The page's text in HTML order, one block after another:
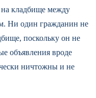
на кладбище между
Ни один гражданин не
поскольку он не
объявления вроде
ничтожны и не